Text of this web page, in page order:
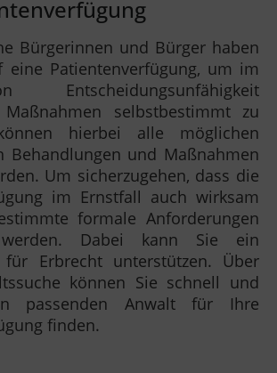
Bürgerinnen und Bürger haben
eine Patientenverfügung, um im
Maßnahmen selbstbestimmt zu
hierbei alle möglichen
Behandlungen und Maßnahmen
Um sicherzugehen, dass die
im Ernstfall auch wirksam
formale Anforderungen
werden. Dabei kann Sie ein
für Erbrecht unterstützen. Über
können Sie schnell und
passenden Anwalt für Ihre
finden.